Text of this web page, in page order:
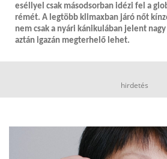
eséllyel csak másodsorban idézi fel a
rémét. A legtöbb klimaxban járó nőt
nem csak a nyári kánikulában jelent
aztán igazán megterhelő lehet.
hirdetés